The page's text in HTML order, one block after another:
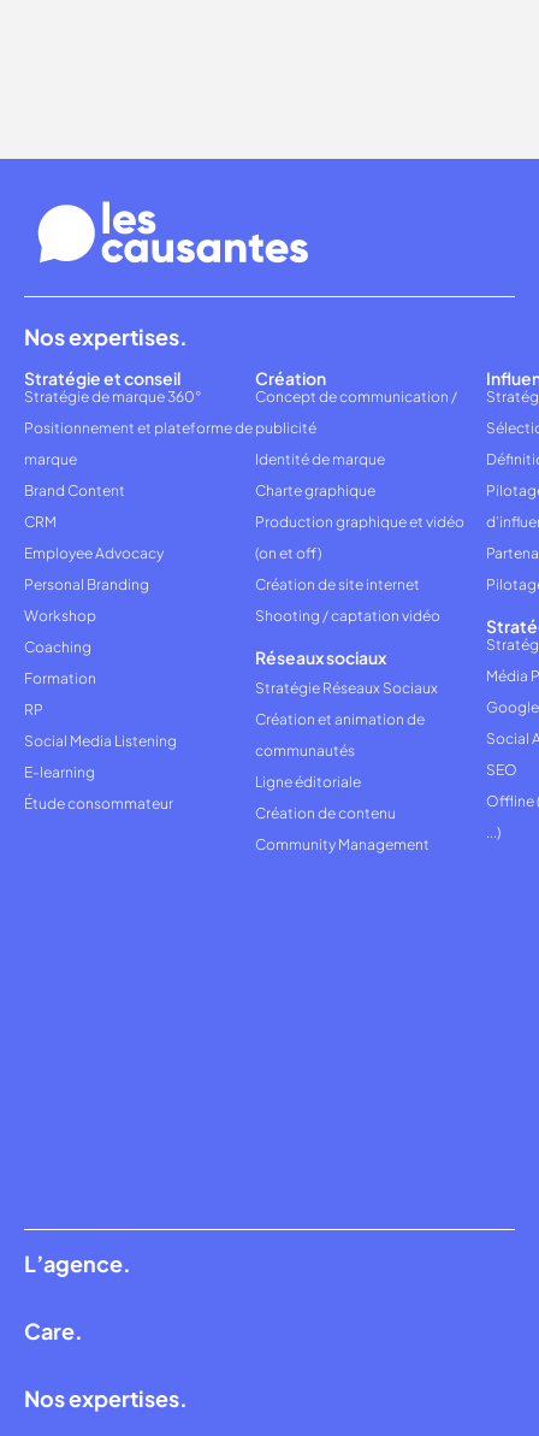
L’agence.
Care.
Nos expertises.
Nos expertises.
Stratégie et conseil
Stratégie de marque 360°
Positionnement et plateforme de
marque
Brand Content
CRM
Employee Advocacy
Personal Branding
Workshop
Coaching
Formation
RP
Social Media Listening
E-learning
Étude consommateur
Création
Concept de communication /
publicité
Identité de marque
Charte graphique
Production graphique et vidéo
(on et off)
Création de site internet
Shooting / captation vidéo
Réseaux sociaux
Stratégie Réseaux Sociaux
Création et animation de
communautés
Ligne éditoriale
Création de contenu
Community Management
Média
Social
SEO
Offline
...)